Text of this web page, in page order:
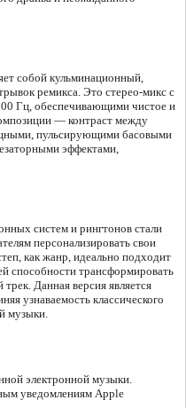
собой кульминационный,
ремикса. Это стерео-микс с
Гц, обеспечивающими чистое и
— контраст между
пульсирующими басовыми
эффектами,
систем и рингтонов стали
персонализировать свои
как жанр, идеально подходит
способности трансформировать
Данная версия является
узнаваемость классического
музыки.
электронной музыки.
уведомлениям Apple